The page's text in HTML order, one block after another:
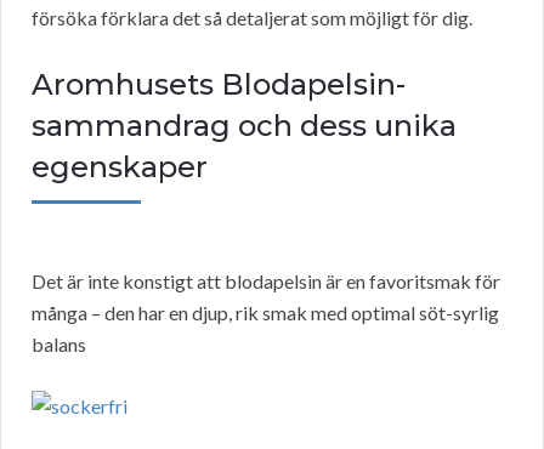
försöka förklara det så detaljerat som möjligt för dig.
Aromhusets Blodapelsin-
sammandrag och dess unika
egenskaper
Det är inte konstigt att blodapelsin är en favoritsmak för
många – den har en djup, rik smak med optimal söt-syrlig
balans